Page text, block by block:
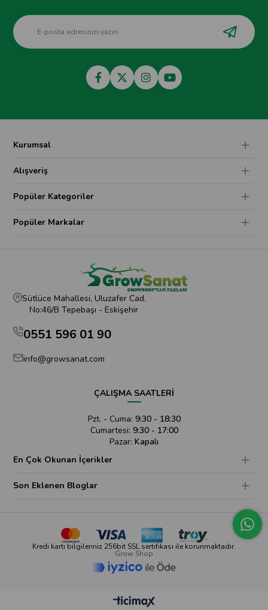
Kurumsal
Alışveriş
Popüler Kategoriler
Popüler Markalar
Sütlüce Mahallesi, Uluzafer Cad.
No:46/B Tepebaşı - Eskişehir
0551 596 01 90
info@growsanat.com
ÇALIŞMA SAATLERİ
Pzt. - Cuma: 9:30 - 18:30
Cumartesi: 9:30 - 17:00
Pazar: Kapalı
En Çok Okunan İçerikler
Son Eklenen Bloglar
Kredi kartı bilgileriniz 256bit SSL sertifikası ile korunmaktadır.
Grow Shop